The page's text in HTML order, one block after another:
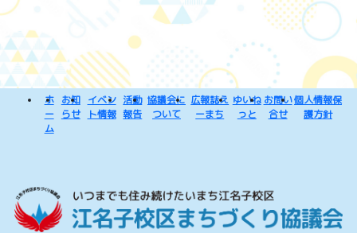
ホ
ー
ム
お知
らせ
イベン
ト情報
活動
報告
協議会に
ついて
広報誌え
ーまち
ゆいね
っと
お問い
合せ
個人情報保
護方針